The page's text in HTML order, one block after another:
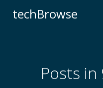
techBrowse
Posts in